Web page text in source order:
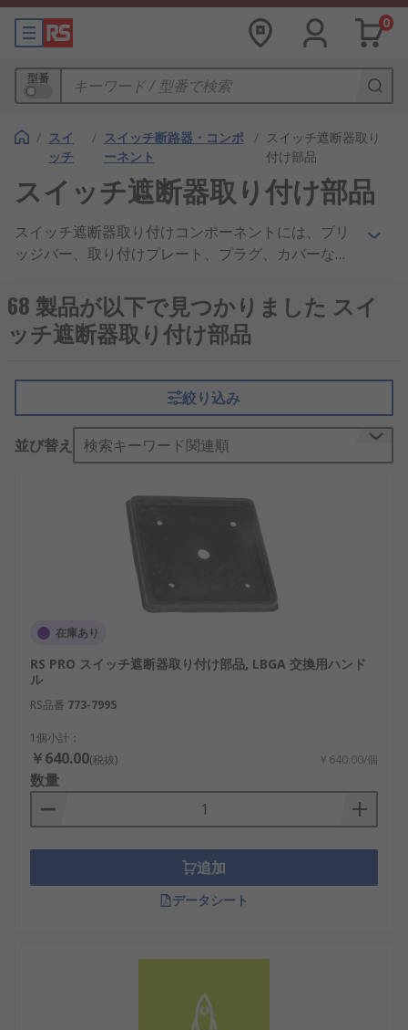
0
型番
/ スイ
ッチ
/ スイッチ断路器・コンポ
ーネント
/ スイッチ遮断器取り
付け部品
スイッチ遮断器取り付け部品
スイッチ遮断器取り付けコンポーネントには、ブリ
ッジバー、取り付けプレート、プラグ、カバーなど
けに設計されています。
68 製品が以下で見つかりました スイ
ッチ遮断器取り付け部品
絞り込み
並び替え 検索キーワード関連順
在庫あり
RS PRO スイッチ遮断器取り付け部品, LBGA 交換用ハンド
ル
RS品番 773-7995
1個小計：
￥640.00(税抜) ￥640.00/個
数量
追加
データシート